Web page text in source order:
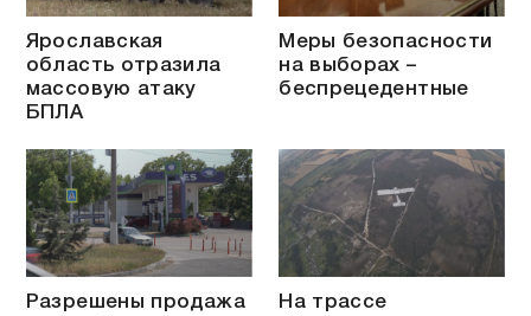
Ярославская
область отразила
массовую атаку
БПЛА
Меры безопасности
на выборах –
беспрецедентные
Разрешены продажа
На трассе